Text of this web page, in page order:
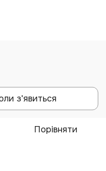
з'явиться
Порівняти